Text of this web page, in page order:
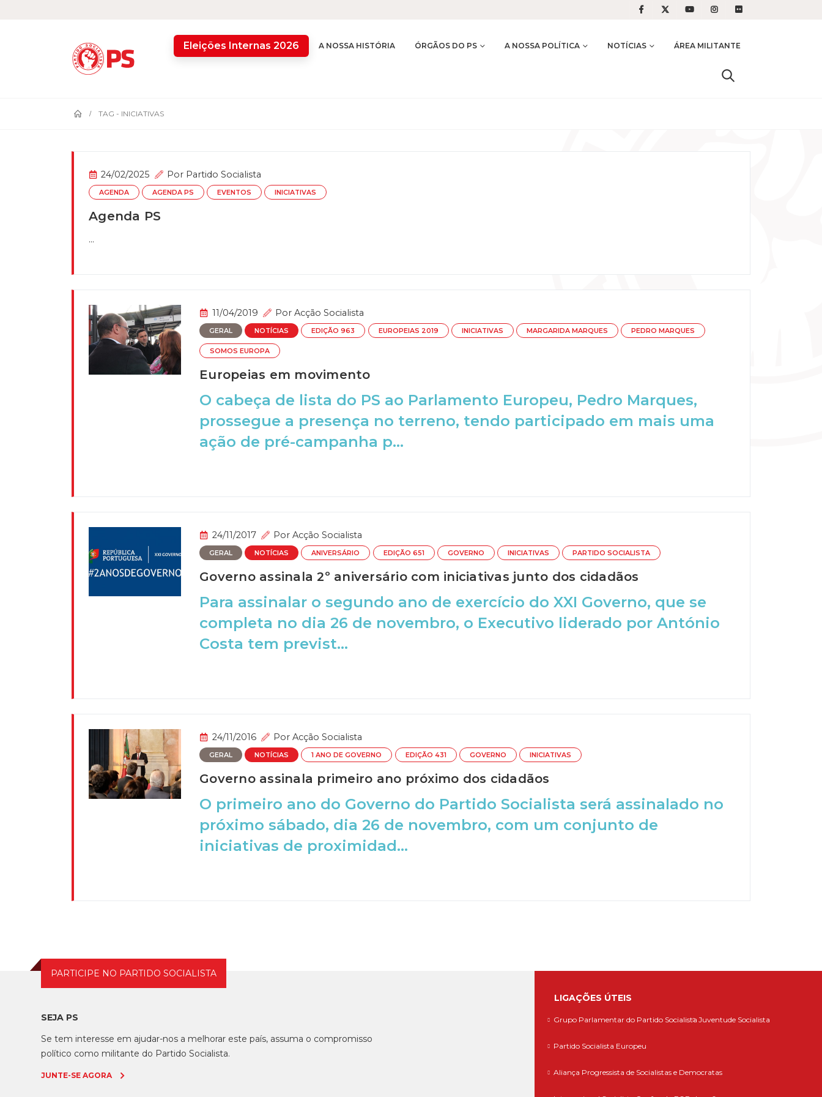
Eleições Internas 2026 A NOSSA HISTÓRIA ÓRGÃOS DO PS A NOSSA POLÍTICA NOTÍCIAS ÁREA MILITANTE
TAG - INICIATIVAS
24/02/2025 Por Partido Socialista
AGENDA AGENDA PS EVENTOS INICIATIVAS
Agenda PS
...
11/04/2019 Por Acção Socialista
GERAL NOTÍCIAS EDIÇÃO 963 EUROPEIAS 2019 INICIATIVAS MARGARIDA MARQUES PEDRO MARQUES
SOMOS EUROPA
Europeias em movimento
O cabeça de lista do PS ao Parlamento Europeu, Pedro Marques,
prossegue a presença no terreno, tendo participado em mais uma
ação de pré-campanha p...
24/11/2017 Por Acção Socialista
GERAL NOTÍCIAS ANIVERSÁRIO EDIÇÃO 651 GOVERNO INICIATIVAS PARTIDO SOCIALISTA
Governo assinala 2º aniversário com iniciativas junto dos cidadãos
Para assinalar o segundo ano de exercício do XXI Governo, que se
completa no dia 26 de novembro, o Executivo liderado por António
Costa tem previst...
24/11/2016 Por Acção Socialista
GERAL NOTÍCIAS 1 ANO DE GOVERNO EDIÇÃO 431 GOVERNO INICIATIVAS
Governo assinala primeiro ano próximo dos cidadãos
O primeiro ano do Governo do Partido Socialista será assinalado no
próximo sábado, dia 26 de novembro, com um conjunto de
iniciativas de proximidad...
PARTICIPE NO PARTIDO SOCIALISTA
SEJA PS
Se tem interesse em ajudar-nos a melhorar este país, assuma o compromisso
político como militante do Partido Socialista.
JUNTE-SE AGORA
LIGAÇÕES ÚTEIS
Grupo Parlamentar do Partido Socialista Juventude Socialista
Partido Socialista Europeu
Aliança Progressista de Socialistas e Democratas